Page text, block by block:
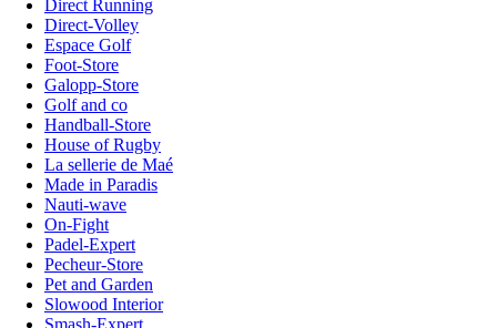
Direct Running
Direct-Volley
Espace Golf
Foot-Store
Galopp-Store
Golf and co
Handball-Store
House of Rugby
La sellerie de Maé
Made in Paradis
Nauti-wave
On-Fight
Padel-Expert
Pecheur-Store
Pet and Garden
Slowood Interior
Smash-Expert